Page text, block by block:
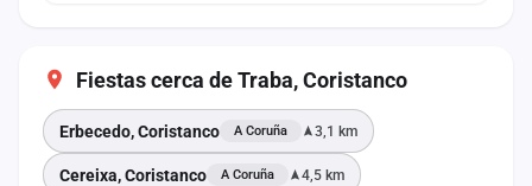
Fiestas cerca de Traba, Coristanco
Erbecedo, Coristanco A Coruña 3,1 km
Cereixa, Coristanco A Coruña 4,5 km